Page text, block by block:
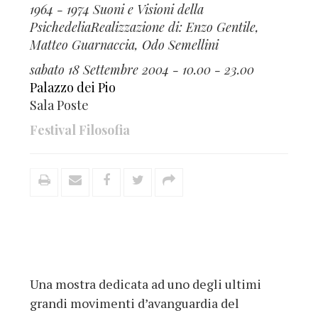
1964 - 1974 Suoni e Visioni della
PsichedeliaRealizzazione di: Enzo Gentile,
Matteo Guarnaccia, Odo Semellini
sabato 18 Settembre 2004 - 10.00 - 23.00
Palazzo dei Pio
Sala Poste
Festival Filosofia
Una mostra dedicata ad uno degli ultimi
grandi movimenti d’avanguardia del